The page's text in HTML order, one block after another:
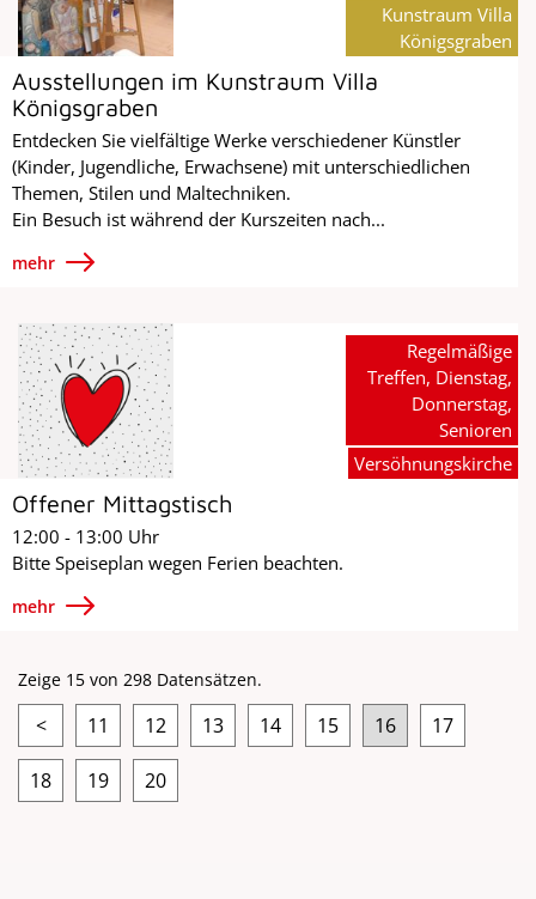
Ausstellungen im Kunstraum Villa
Königsgraben
Entdecken Sie vielfältige Werke verschiedener Künstler
(Kinder, Jugendliche, Erwachsene) mit unterschiedlichen
Themen, Stilen und Maltechniken.
Ein Besuch ist während der Kurszeiten nach...
mehr
Kunstraum Villa
Königsgraben
Offener Mittagstisch
12:00 - 13:00 Uhr
Bitte Speiseplan wegen Ferien beachten.
mehr
Regelmäßige
Treffen, Dienstag,
Donnerstag,
Senioren
Versöhnungskirche
Zeige 15 von 298 Datensätzen.
< 11 12 13 14 15 16 17
18 19 20